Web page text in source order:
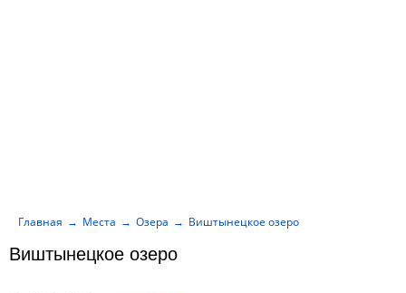
Виштынецкое озеро
Главная Места Озера Виштынецкое озеро